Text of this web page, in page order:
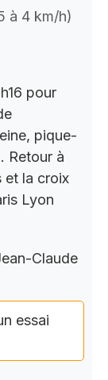
à 4 km/h)
pour
pique-
Retour à
et la croix
Lyon
Claude
essai